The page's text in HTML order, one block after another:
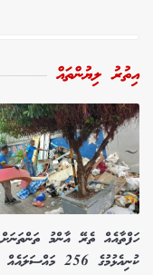
އިތުރު ލިޔުންތައް
ހަފްތާއެއް ތެރޭ އާންމު ތަންތަނަށް
ކުނިއެޅުމުގެ 256 މައްސަލައެއް